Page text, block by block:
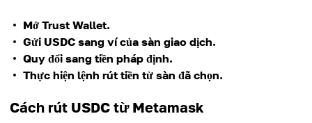
Mở Trust Wallet.
Gửi USDC sang ví của sàn giao dịch.
Quy đổi sang tiền pháp định.
Thực hiện lệnh rút tiền từ sàn đã chọn.
Cách rút USDC từ Metamask